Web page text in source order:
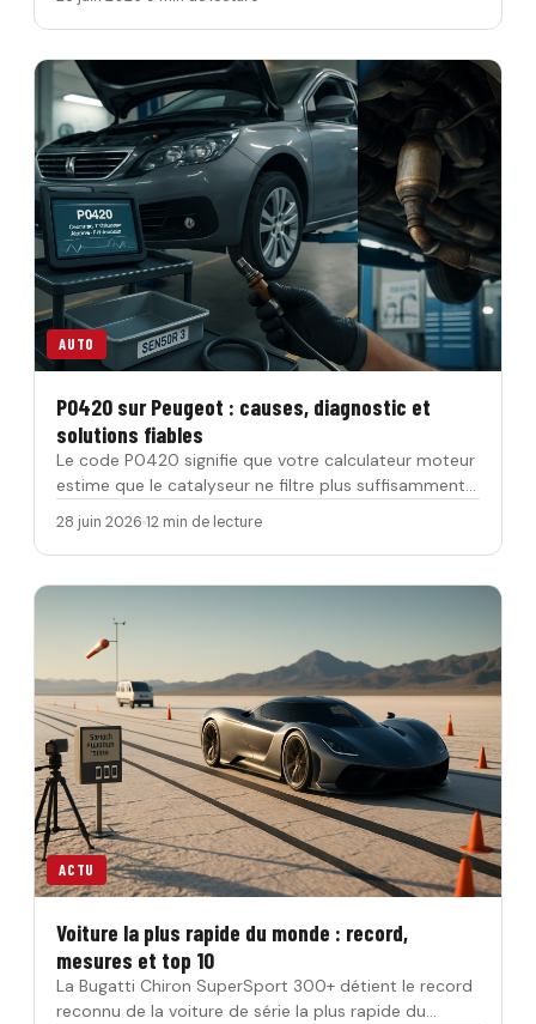
AUTO
P0420 sur Peugeot : causes, diagnostic et
solutions fiables
Le code P0420 signifie que votre calculateur moteur
estime que le catalyseur ne filtre plus suffisamment
les gaz d’…
28 juin 2026 12 min de lecture
ACTU
Voiture la plus rapide du monde : record,
mesures et top 10
La Bugatti Chiron SuperSport 300+ détient le record
reconnu de la voiture de série la plus rapide du